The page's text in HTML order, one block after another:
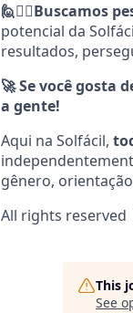
🙋💁‍♀️Buscamos
potencial da
resultados,
🚀 Se você gosta
a gente!
Aqui na Solfácil,
gênero,
All rights
This
See